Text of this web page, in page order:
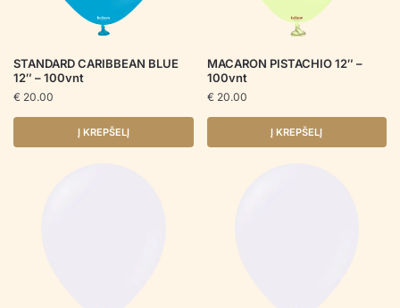
STANDARD CARIBBEAN BLUE
12″ – 100vnt
€ 20.00
Į KREPŠELĮ
MACARON PISTACHIO 12″ –
100vnt
€ 20.00
Į KREPŠELĮ